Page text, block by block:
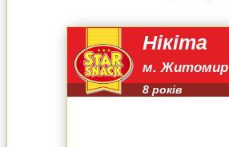
Нікіта
м. Житомир
8 років